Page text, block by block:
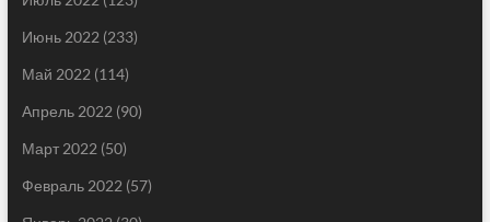
Июнь 2022 (233)
Май 2022 (114)
Апрель 2022 (90)
Март 2022 (50)
Февраль 2022 (57)